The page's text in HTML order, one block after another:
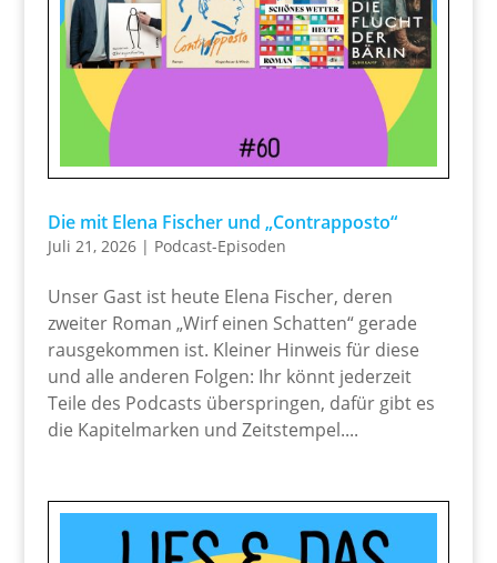
Die mit Elena Fischer und „Contrapposto“
Juli 21, 2026| Podcast-Episoden
Unser Gast ist heute Elena Fischer, deren
zweiter Roman „Wirf einen Schatten“ gerade
rausgekommen ist. Kleiner Hinweis für diese
und alle anderen Folgen: Ihr könnt jederzeit
Teile des Podcasts überspringen, dafür gibt es
die Kapitelmarken und Zeitstempel....